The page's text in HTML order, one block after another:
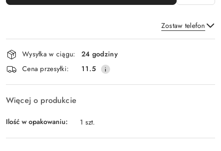
Zostaw telefon
Wyślij
Dostępność
i
dostawa
Wysyłka w ciągu:
24 godziny
Cena przesyłki:
11.5
Więcej o produkcie
Ilość w opakowaniu: 1 szt.